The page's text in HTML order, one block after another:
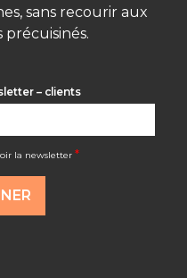
sans recourir aux
– clients
la newsletter*